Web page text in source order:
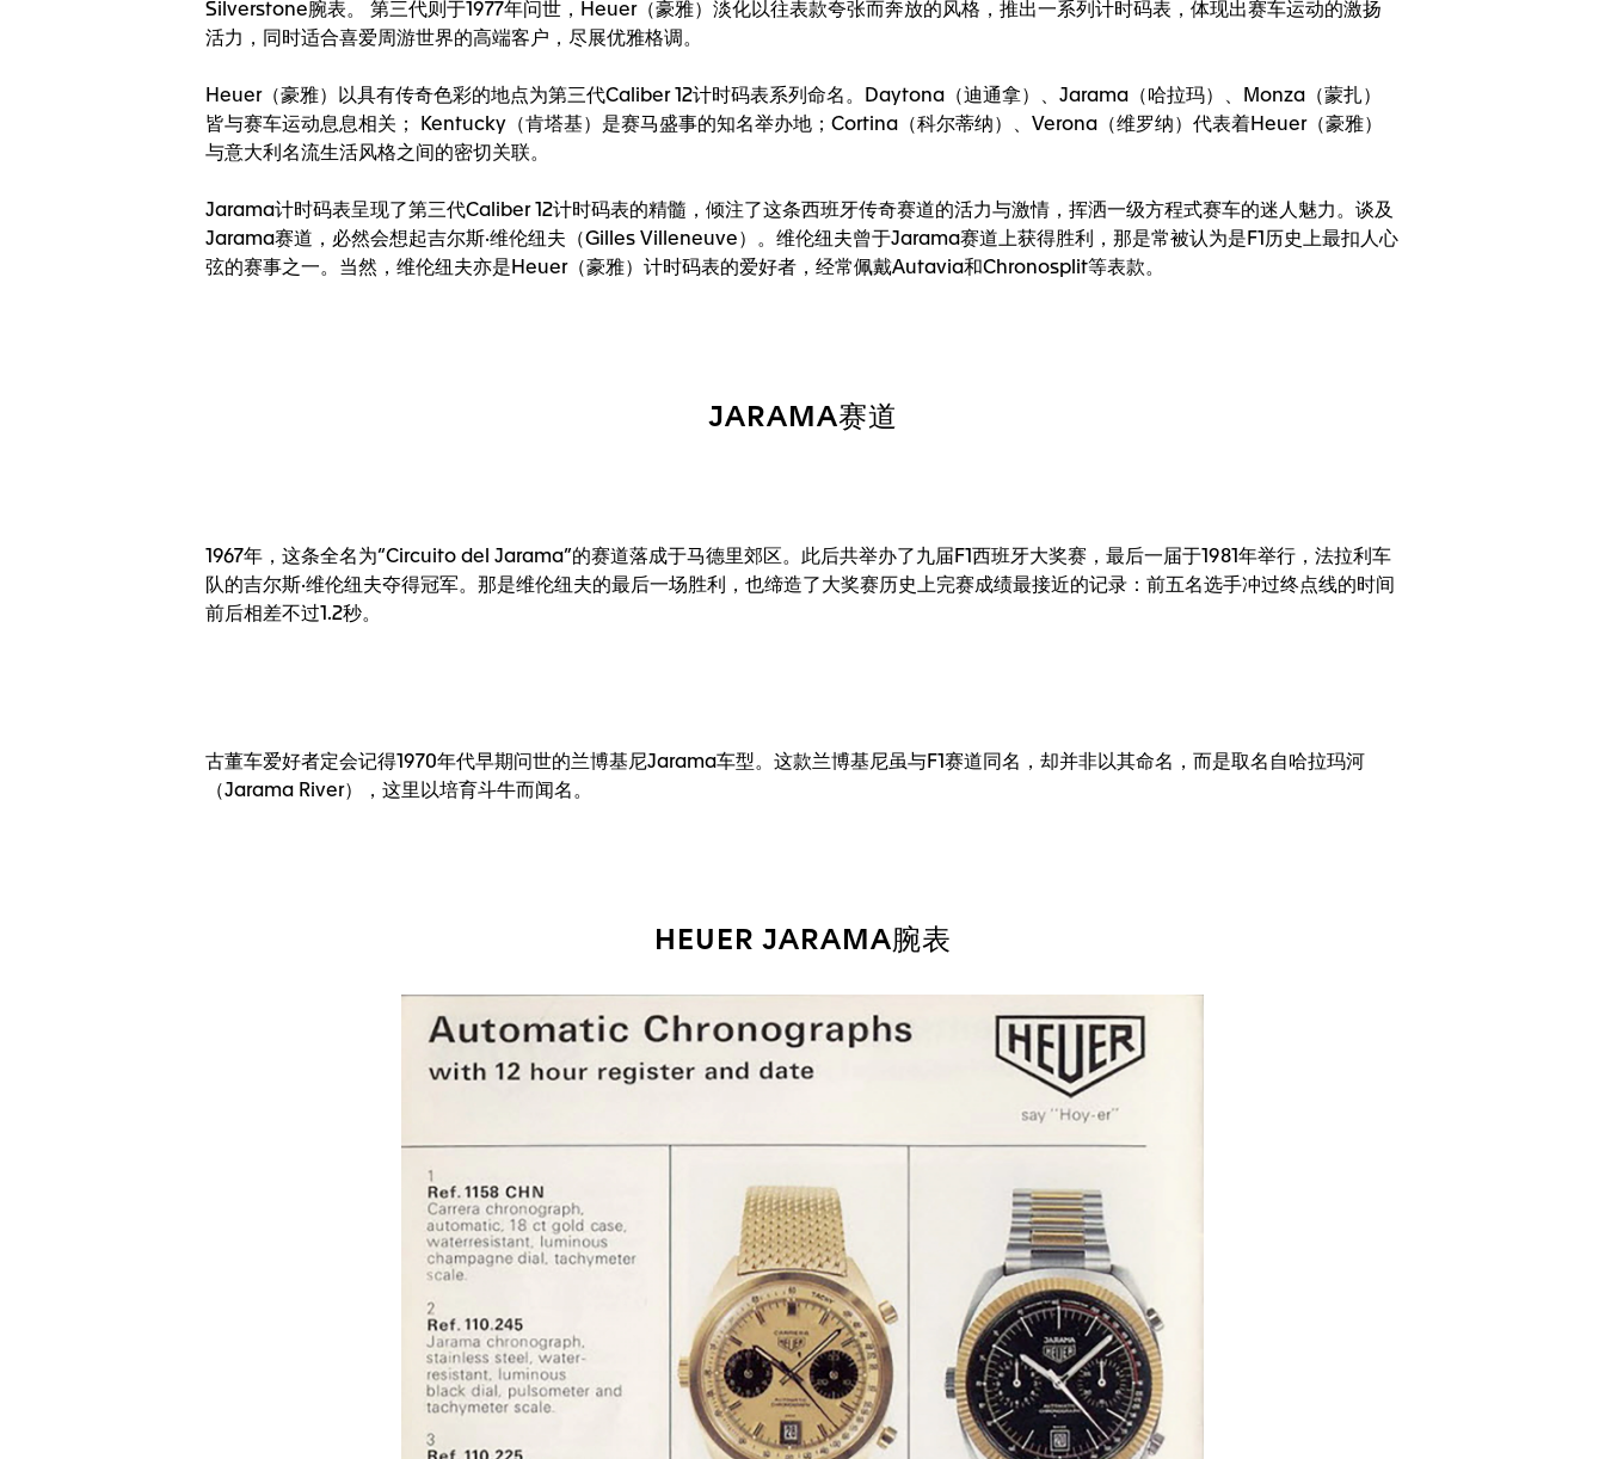
Silverstone腕表。 第三代则于1977年问世，Heuer（豪雅）淡化以往表款夸张而奔放的风格，推出一系列计时码表，体现出赛车运动的激扬
活力，同时适合喜爱周游世界的高端客户，尽展优雅格调。
Heuer（豪雅）以具有传奇色彩的地点为第三代Caliber 12计时码表系列命名。Daytona（迪通拿）、Jarama（哈拉玛）、Monza（蒙扎）
皆与赛车运动息息相关； Kentucky（肯塔基）是赛马盛事的知名举办地；Cortina（科尔蒂纳）、Verona（维罗纳）代表着Heuer（豪雅）
与意大利名流生活风格之间的密切关联。
Jarama计时码表呈现了第三代Caliber 12计时码表的精髓，倾注了这条西班牙传奇赛道的活力与激情，挥洒一级方程式赛车的迷人魅力。谈及
Jarama赛道，必然会想起吉尔斯·维伦纽夫（Gilles Villeneuve）。维伦纽夫曾于Jarama赛道上获得胜利，那是常被认为是F1历史上最扣人心
弦的赛事之一。当然，维伦纽夫亦是Heuer（豪雅）计时码表的爱好者，经常佩戴Autavia和Chronosplit等表款。
JARAMA赛道
1967年，这条全名为“Circuito del Jarama”的赛道落成于马德里郊区。此后共举办了九届F1西班牙大奖赛，最后一届于1981年举行，法拉利车
队的吉尔斯·维伦纽夫夺得冠军。那是维伦纽夫的最后一场胜利，也缔造了大奖赛历史上完赛成绩最接近的记录：前五名选手冲过终点线的时间
前后相差不过1.2秒。
古董车爱好者定会记得1970年代早期问世的兰博基尼Jarama车型。这款兰博基尼虽与F1赛道同名，却并非以其命名，而是取名自哈拉玛河
（Jarama River），这里以培育斗牛而闻名。
HEUER JARAMA腕表